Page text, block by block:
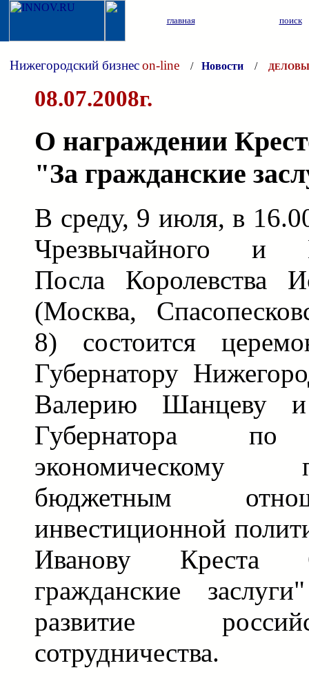
главная поиск
Нижегородский бизнесon-line / Новости /
08.07.2008г.
О награждении
"За гражданские
В среду, 9 июля, в
Чрезвычайного и
Посла Королевства
(Москва,
8) состоится
Губернатору
Валерию Шанцеву и
Губернатора по
экономическому
бюджетным
инвестиционной
Иванову Креста
гражданские
развитие
сотрудничества.